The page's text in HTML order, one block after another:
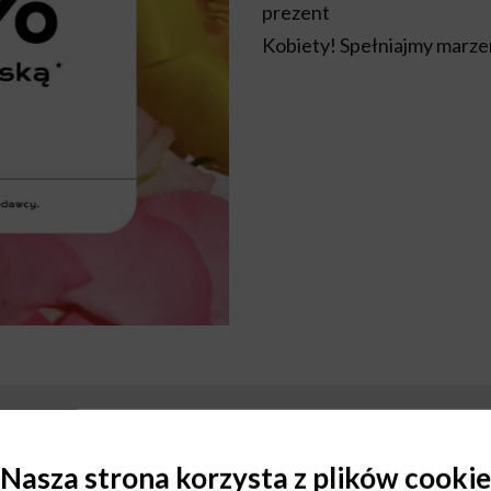
prezent
Kobiety! Spełniajmy
Nasza strona korzysta z plików cookie